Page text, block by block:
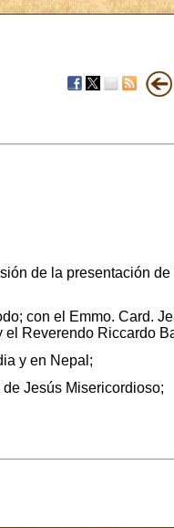
de la presentación de
con el Emmo. Card.
Reverendo Riccardo
y en Nepal;
Jesús Misericordioso;